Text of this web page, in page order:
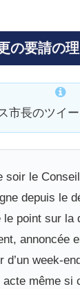
の要請の
市長のツイー
soir le
depuis le
le point sur la
annoncée
d’un week-
acte même si